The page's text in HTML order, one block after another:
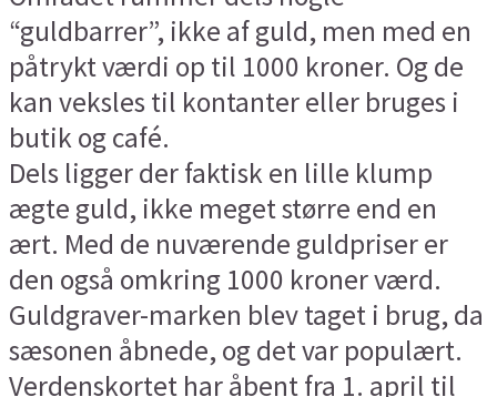
“guldbarrer”, ikke af guld, men med en
påtrykt værdi op til 1000 kroner. Og de
kan veksles til kontanter eller bruges i
butik og café.
Dels ligger der faktisk en lille klump
ægte guld, ikke meget større end en
ært. Med de nuværende guldpriser er
den også omkring 1000 kroner værd.
Guldgraver-marken blev taget i brug, da
sæsonen åbnede, og det var populært.
Verdenskortet har åbent fra 1. april til